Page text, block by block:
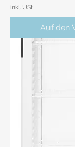
inkl. USt
Auf den